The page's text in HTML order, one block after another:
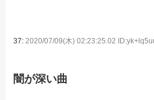
37:2020/07/09(木) 02:23:25.02
闇が深い曲